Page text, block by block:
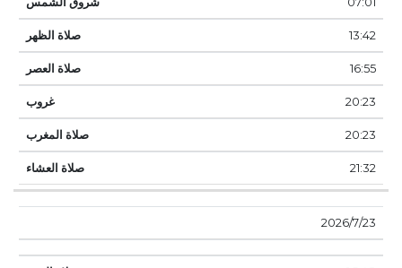
13:42
16:55
20:23
20:23
21:32
23‏‏/7‏‏/2026